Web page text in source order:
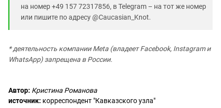
на номер +49 157 72317856, в Telegram – на тот же номер
или пишите по адресу @Caucasian_Knot.
* деятельность компании Meta (владеет Facebook, Instagram и
WhatsApp) запрещена в России.
Автор: Кристина Романова
источник: корреспондент "Кавказского узла"